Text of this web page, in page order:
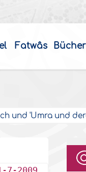
Fatwâs Bücher
und 'Umra und
7-2009